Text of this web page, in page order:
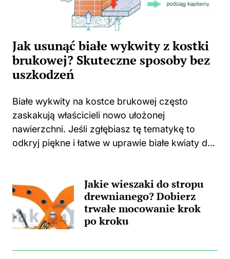
Jak usunąć białe wykwity z kostki
brukowej? Skuteczne sposoby bez
uszkodzeń
Białe wykwity na kostce brukowej często
zaskakują właścicieli nowo ułożonej
nawierzchni. Jeśli zgłębiasz tę tematykę to
odkryj piękne i łatwe w uprawie białe kwiaty do
położona kostka zaczyna...Jakie wieszaki do stropu
drewnianego? Dobierz
trwałe mocowanie krok
po kroku